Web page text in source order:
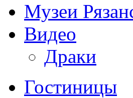
Музеи
Видео
Драки
Гостиницы